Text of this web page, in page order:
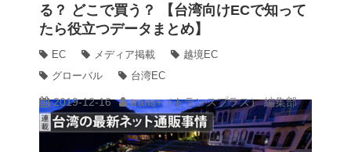
る？ どこで買う？ 【台湾向けECで知って
たら役立つデータまとめ】
EC メディア掲載
越境EC
グローバル
台湾EC
2019-12-16 trans+（トランスプラス） 編集部